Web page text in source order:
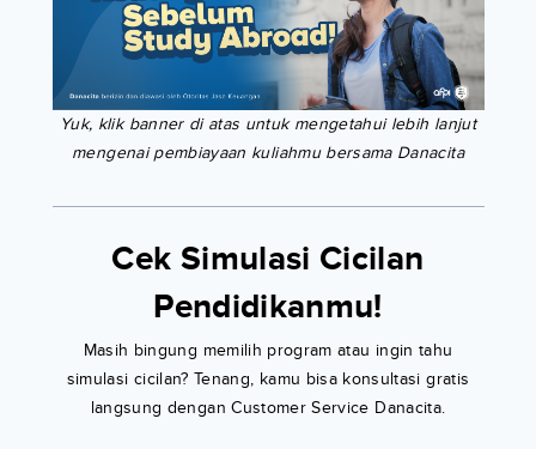
Yuk, klik banner di atas untuk mengetahui lebih lanjut
mengenai pembiayaan kuliahmu bersama Danacita
Cek Simulasi Cicilan
Pendidikanmu!
Masih bingung memilih program atau ingin tahu
simulasi cicilan? Tenang, kamu bisa konsultasi gratis
langsung dengan Customer Service Danacita.